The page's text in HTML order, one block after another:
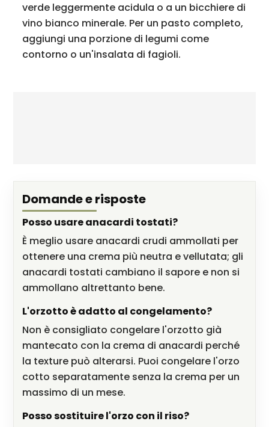
verde leggermente acidula o a un bicchiere di
vino bianco minerale. Per un pasto completo,
aggiungi una porzione di legumi come
contorno o un'insalata di fagioli.
Domande e risposte
Posso usare anacardi tostati?
È meglio usare anacardi crudi ammollati per
ottenere una crema più neutra e vellutata; gli
anacardi tostati cambiano il sapore e non si
ammollano altrettanto bene.
L'orzotto è adatto al congelamento?
Non è consigliato congelare l'orzotto già
mantecato con la crema di anacardi perché
la texture può alterarsi. Puoi congelare l'orzo
cotto separatamente senza la crema per un
massimo di un mese.
Posso sostituire l'orzo con il riso?